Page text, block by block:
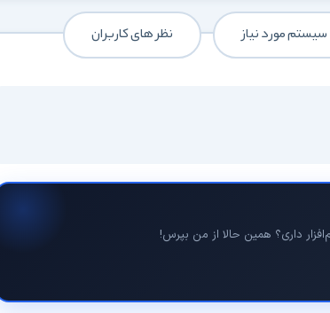
سیستم مورد نیاز نظر های کاربران
داری؟ همین حالا از من بپرس!